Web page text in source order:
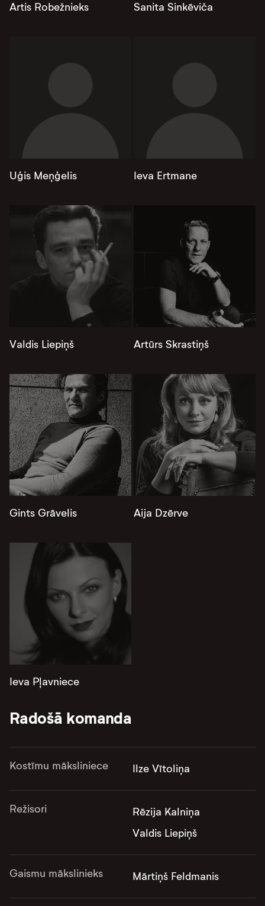
Artis Robežnieks Sanita Sinkēviča
Uģis Meņģelis Ieva Ertmane
Valdis Liepiņš Artūrs Skrastiņš
Gints Grāvelis Aija Dzērve
Ieva Pļavniece
Radošā komanda
Kostīmu māksliniece Ilze Vītoliņa
Režisori
Rēzija Kalniņa
Valdis Liepiņš
Gaismu mākslinieks Mārtiņš Feldmanis